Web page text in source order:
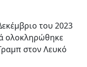
του 2023
ολοκληρώθηκε
στον Λευκό